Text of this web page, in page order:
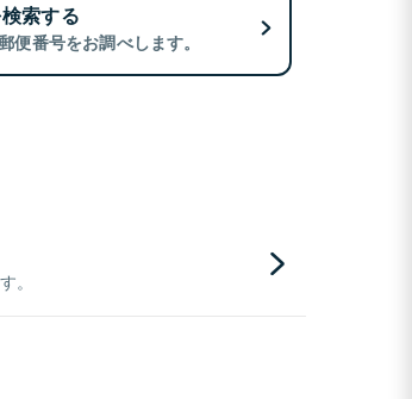
索する
便番号をお調べします。
。